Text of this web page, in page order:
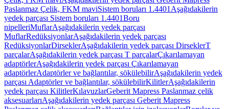
Paslanmaz Çelik, FKM maviSistem boruları 1.4401 Aşağıdakilerin
yedek parçası Sistem boruları 1.4401Boru
nipelleriMuflarAşağıdakilerin yedek parçası
MuflarRedüksiyonlarAşağıdakilerin yedek parçası
RedüksiyonlarDirseklerAşağıdakilerin yedek parçası DirseklerT
parçalarAşağıdakilerin yedek parçası T parçalarÇıkarılamayan
adaptörlerAşağıdakilerin yedek parçası Çıkarılamayan
adaptörlerAdaptörler ve bağlantılar, sökülebilirAşağıdakilerin yedek
parçası Adaptörler ve bağlantılar, sökülebilirKilitlerAşağıdakilerin
yedek parçası KilitlerKılavuzlarGeberit Mapress Paslanmaz çelik
aksesuarlarıAşağıdakilerin yedek parçası Geberit Mapress